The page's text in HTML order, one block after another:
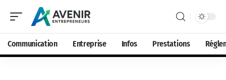
Communication Entreprise Infos Prestations